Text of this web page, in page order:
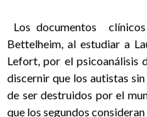
Los documentos
Bettelheim, al estudiar a
Lefort, por el psicoanálisis
discernir que los autistas
de ser destruidos por el
que los segundos